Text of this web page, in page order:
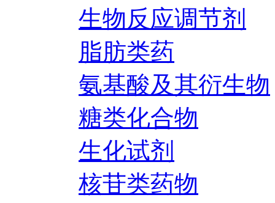
生物反应调节剂
脂肪类药
氨基酸及其衍生物
糖类化合物
生化试剂
核苷类药物